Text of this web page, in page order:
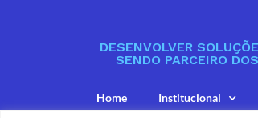
DESENVOLVER
SENDO PARCEIRO
Home Institucional